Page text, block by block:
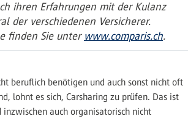
ihren Erfahrungen mit der Kulanz
der verschiedenen Versicherer.
finden Sie unter www.comparis.ch.
beruflich benötigen und auch sonst nicht oft
lohnt es sich, Carsharing zu prüfen. Das ist
auch organisatorisch nicht